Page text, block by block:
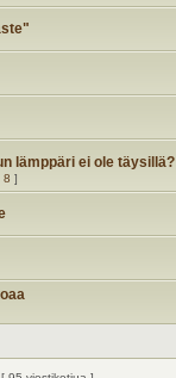
lämppäri ei ole täysillä?
,8 ]